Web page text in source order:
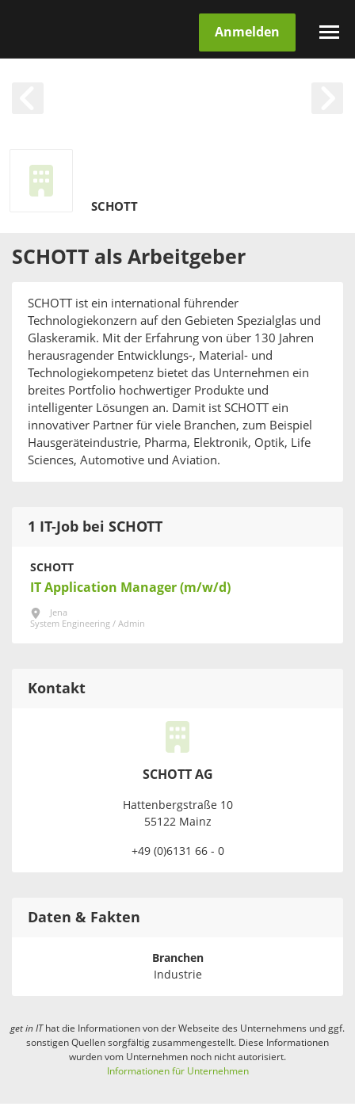
Anmelden
SCHOTT
SCHOTT als Arbeitgeber
SCHOTT ist ein international führender
Technologiekonzern auf den Gebieten Spezialglas und
Glaskeramik. Mit der Erfahrung von über 130 Jahren
herausragender Entwicklungs-, Material- und
Technologiekompetenz bietet das Unternehmen ein
breites Portfolio hochwertiger Produkte und
intelligenter Lösungen an. Damit ist SCHOTT ein
innovativer Partner für viele Branchen, zum Beispiel
Hausgeräteindustrie, Pharma, Elektronik, Optik, Life
Sciences, Automotive und Aviation.
1 IT-Job bei SCHOTT
SCHOTT
IT Application Manager (m/w/d)
Jena
System Engineering / Admin
Kontakt
SCHOTT AG
Hattenbergstraße 10
55122 Mainz
+49 (0)6131 66 - 0
Daten & Fakten
Branchen
Industrie
get in IThat die Informationen von der Webseite des Unternehmens und ggf.
sonstigen Quellen sorgfältig zusammengestellt. Diese Informationen
wurden vom Unternehmen noch nicht autorisiert.
Informationen für Unternehmen